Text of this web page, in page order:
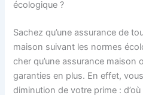
écologique ?
Sachez qu’une assurance de
maison suivant les normes
cher qu’une assurance maison
garanties en plus. En effet,
diminution de votre prime :